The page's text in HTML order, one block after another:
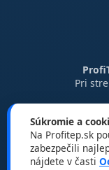
Pri
Súkromie a
Na Profitep.sk
zabezpečili
nájdete v časti